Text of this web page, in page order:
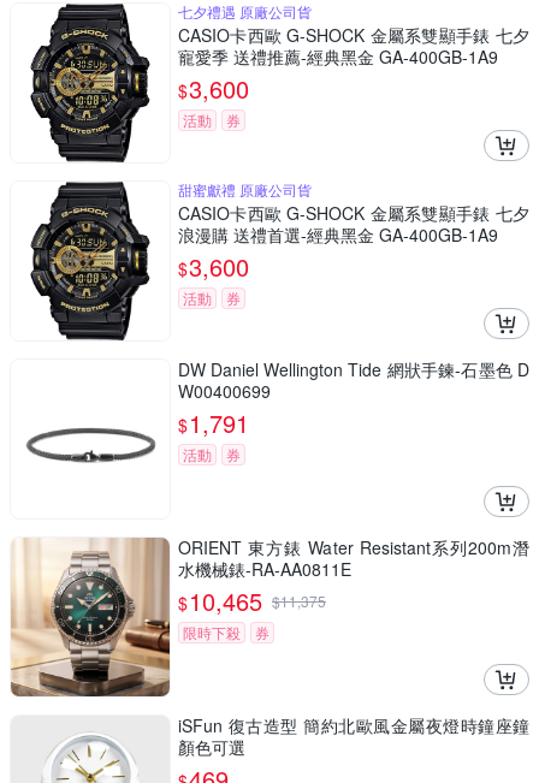
七夕禮遇 原廠公司貨
CASIO卡西歐 G-SHOCK 金屬系雙顯手錶 七夕
寵愛季 送禮推薦-經典黑金 GA-400GB-1A9
$3,600
活動 券
甜蜜獻禮 原廠公司貨
CASIO卡西歐 G-SHOCK 金屬系雙顯手錶 七夕
浪漫購 送禮首選-經典黑金 GA-400GB-1A9
$3,600
活動 券
DW Daniel Wellington Tide 網狀手鍊-石墨色 D
W00400699
$1,791
活動 券
ORIENT 東方錶 Water Resistant系列200m潛
水機械錶-RA-AA0811E
$10,465 $11,375
限時下殺
券
iSFun 復古造型 簡約北歐風金屬夜燈時鐘座鐘
顏色可選